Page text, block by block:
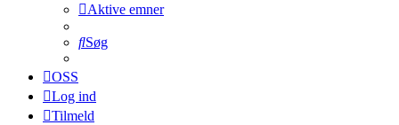
Aktive emner
Søg
OSS
Log ind
Tilmeld